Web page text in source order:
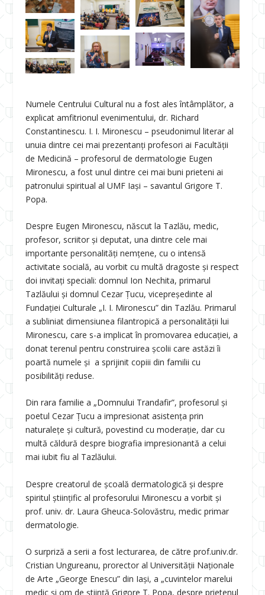
Numele Centrului Cultural nu a fost ales întâmplător, a
explicat amfitrionul evenimentului, dr. Richard
Constantinescu. I. I. Mironescu – pseudonimul literar al
unuia dintre cei mai prezentanți profesori ai Facultății
de Medicină – profesorul de dermatologie Eugen
Mironescu, a fost unul dintre cei mai buni prieteni ai
patronului spiritual al UMF Iași – savantul Grigore T.
Popa.
Despre Eugen Mironescu, născut la Tazlău, medic,
profesor, scriitor și deputat, una dintre cele mai
importante personalități nemțene, cu o intensă
activitate socială, au vorbit cu multă dragoste și respect
doi invitați speciali: domnul Ion Nechita, primarul
Tazlăului și domnul Cezar Țucu, vicepreşedinte al
Fundaţiei Culturale „I. I. Mironescu” din Tazlău. Primarul
a subliniat dimensiunea filantropică a personalității lui
Mironescu, care s-a implicat în promovarea educației, a
donat terenul pentru construirea școlii care astăzi îi
poartă numele și a sprijinit copiii din familii cu
posibilități reduse.
Din rara familie a „Domnului Trandafir”, profesorul și
poetul Cezar Țucu a impresionat asistența prin
naturalețe și cultură, povestind cu moderație, dar cu
multă căldură despre biografia impresionantă a celui
mai iubit fiu al Tazlăului.
Despre creatorul de școală dermatologică și despre
spiritul științific al profesorului Mironescu a vorbit și
prof. univ. dr. Laura Gheuca-Solovăstru, medic primar
dermatologie.
O surpriză a serii a fost lecturarea, de către prof.univ.dr.
Cristian Ungureanu, prorector al Universității Naționale
de Arte „George Enescu” din Iași, a „cuvintelor marelui
medic și om de știință Grigore T. Popa, despre prietenul